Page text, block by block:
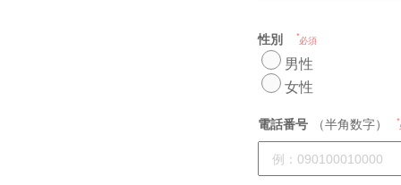
性別 必須
男性
女性
電話番号 （半角数字）